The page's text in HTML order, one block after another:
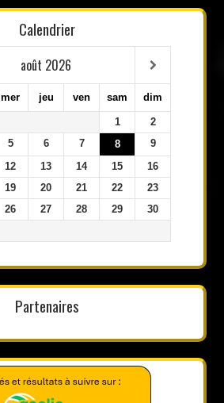
Calendrier
août 2026
mer jeu ven sam dim
1
2
5 6 7 8
9
12 13 14 15
16
19 20 21 22
23
26 27 28 29
30
Partenaires